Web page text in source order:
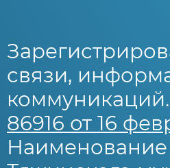
связи,
86916 от 16